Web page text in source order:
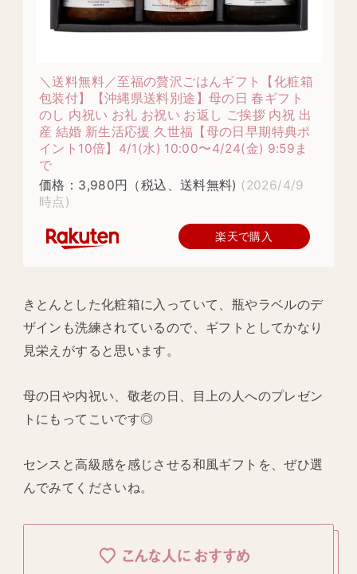
＼送料無料／至福の贅沢ごはんギフト【化粧箱
包装付】【沖縄県送料別途】母の日 春ギフト
のし 内祝い お礼 お祝い お返し ご挨拶 内祝 出
産 結婚 新生活応援 久世福【母の日早期特典ポ
イント10倍】4/1(水) 10:00〜4/24(金) 9:59ま
で
価格：3,980円（税込、送料無料) (2026/4/9
時点)
楽天で購入
きとんとした化粧箱に入っていて、瓶やラベルのデ
ザインも洗練されているので、ギフトとしてかなり
見栄えがすると思います。
母の日や内祝い、敬老の日、目上の人へのプレゼン
トにもってこいです◎
センスと高級感を感じさせる和風ギフトを、ぜひ選
んでみてくださいね。
こんな人におすすめ